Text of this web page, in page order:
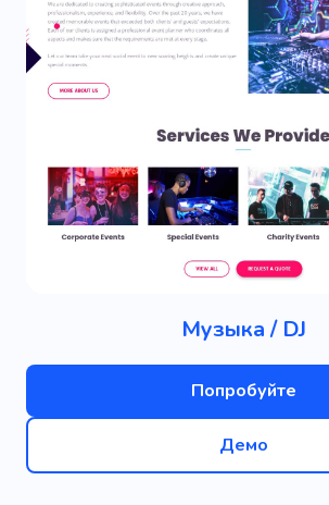
Музыка / DJ
Попробуйте
Демо